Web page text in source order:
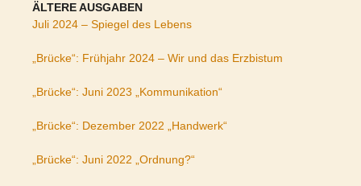
ÄLTERE AUSGABEN
Juli 2024 – Spiegel des Lebens
„Brücke“: Frühjahr 2024 – Wir und das Erzbistum
„Brücke“: Juni 2023 „Kommunikation“
„Brücke“: Dezember 2022 „Handwerk“
„Brücke“: Juni 2022 „Ordnung?“